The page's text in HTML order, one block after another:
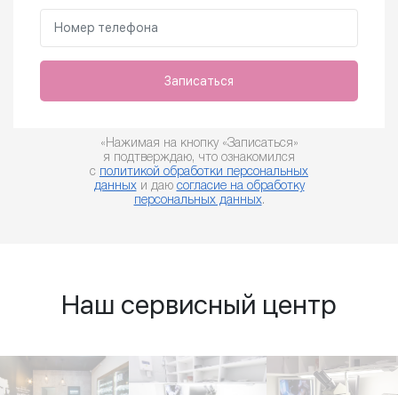
Записаться
«Нажимая на кнопку «Записаться»
я подтверждаю, что ознакомился
с политикой обработки персональных
данныхи даю согласие на обработку
персональных данных.
Наш сервисный центр